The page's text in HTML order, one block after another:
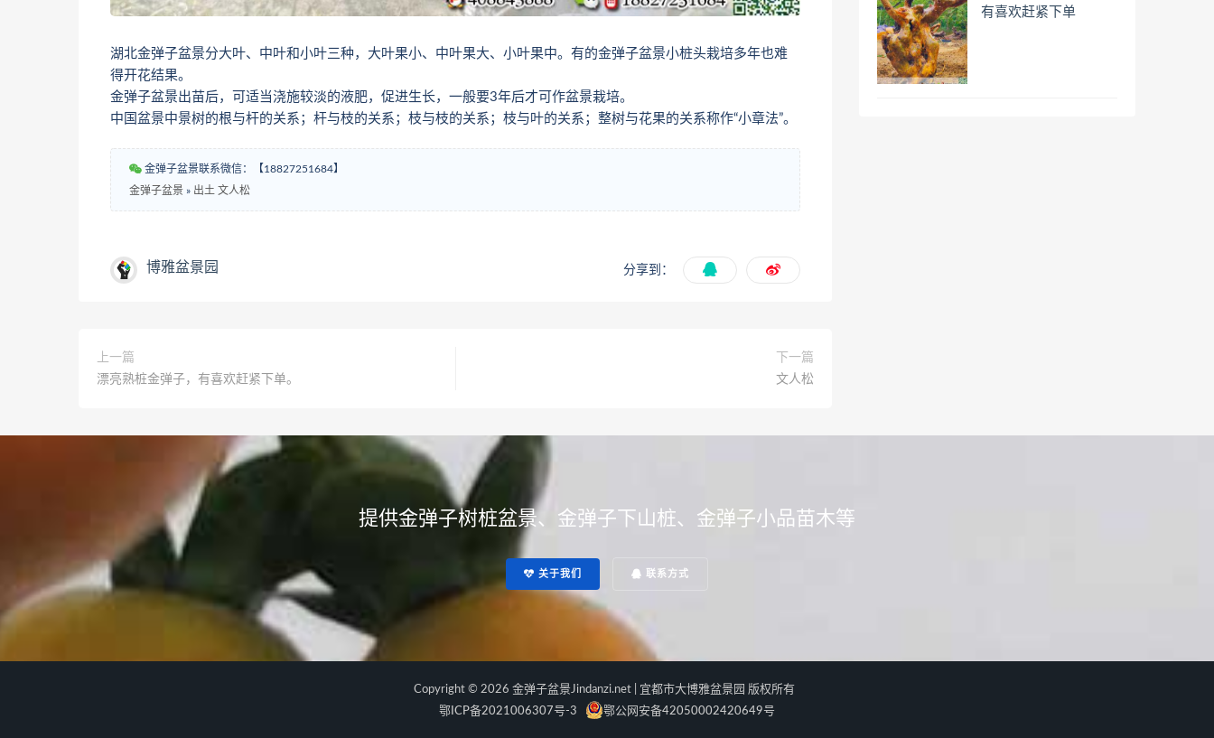
湖北金弹子盆景分大叶、中叶和小叶三种，大叶果小、中叶果大、小叶果中。有的金弹子盆景小桩头栽培多年也难
得开花结果。
金弹子盆景出苗后，可适当浇施较淡的液肥，促进生长，一般要3年后才可作盆景栽培。
中国盆景中景树的根与杆的关系；杆与枝的关系；枝与枝的关系；枝与叶的关系；整树与花果的关系称作“小章法”。
金弹子盆景联系微信：【18827251684】
金弹子盆景 » 出土 文人松
博雅盆景园 分享到：
上一篇
漂亮熟桩金弹子，有喜欢赶紧下单。
下一篇
文人松
有喜欢赶紧下单
提供金弹子树桩盆景、金弹子下山桩、金弹子小品苗木等
关于我们 联系方式
Copyright © 2026 金弹子盆景Jindanzi.net | 宜都市大博雅盆景园 版权所有
鄂ICP备2021006307号-3
鄂公网安备42050002420649号